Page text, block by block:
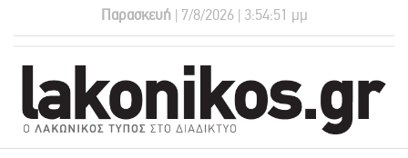
Παρασκευή | 7/8/2026 | 3:54:51 μμ